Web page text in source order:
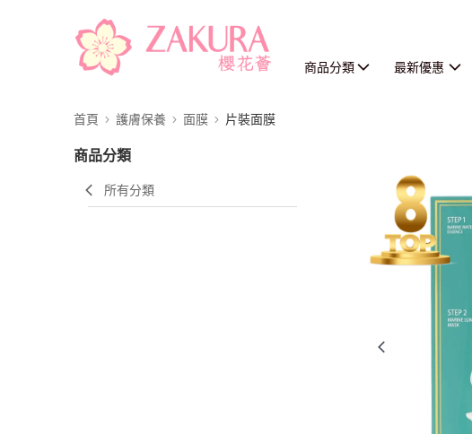
商品分類 最新優惠
首頁 護膚保養 面膜 片裝面膜
商品分類
所有分類